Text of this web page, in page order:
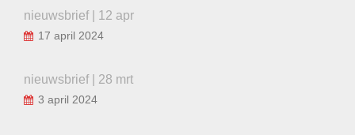
nieuwsbrief | 12 apr
17 april 2024
nieuwsbrief | 28 mrt
3 april 2024